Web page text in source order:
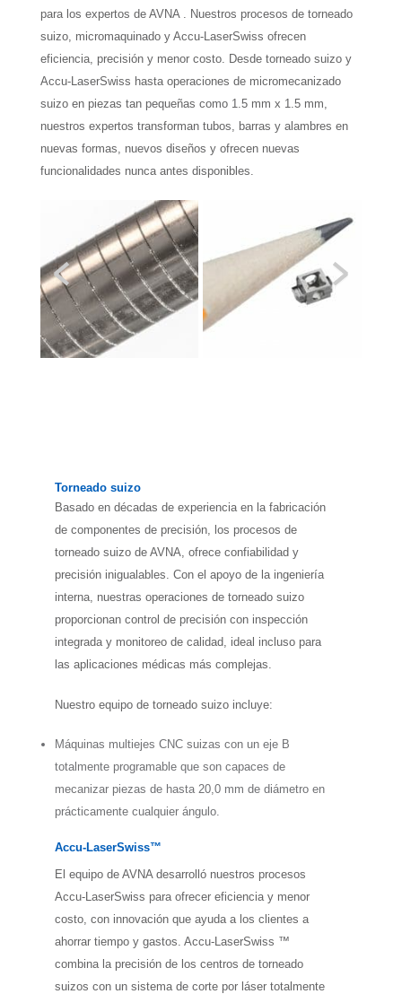
para los expertos de AVNA . Nuestros procesos de torneado
suizo, micromaquinado y Accu-LaserSwiss ofrecen
eficiencia, precisión y menor costo. Desde torneado suizo y
Accu-LaserSwiss hasta operaciones de micromecanizado
suizo en piezas tan pequeñas como 1.5 mm x 1.5 mm,
nuestros expertos transforman tubos, barras y alambres en
nuevas formas, nuevos diseños y ofrecen nuevas
funcionalidades nunca antes disponibles.
Torneado suizo
Basado en décadas de experiencia en la fabricación
de componentes de precisión, los procesos de
torneado suizo de AVNA, ofrece confiabilidad y
precisión inigualables. Con el apoyo de la ingeniería
interna, nuestras operaciones de torneado suizo
proporcionan control de precisión con inspección
integrada y monitoreo de calidad, ideal incluso para
las aplicaciones médicas más complejas.
Nuestro equipo de torneado suizo incluye:
Máquinas multiejes CNC suizas con un eje B
totalmente programable que son capaces de
mecanizar piezas de hasta 20,0 mm de diámetro en
prácticamente cualquier ángulo.
Accu-LaserSwiss™
El equipo de AVNA desarrolló nuestros procesos
Accu-LaserSwiss para ofrecer eficiencia y menor
costo, con innovación que ayuda a los clientes a
ahorrar tiempo y gastos. Accu-LaserSwiss ™
combina la precisión de los centros de torneado
suizos con un sistema de corte por láser totalmente